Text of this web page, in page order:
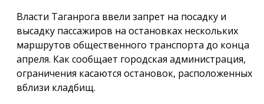
Власти Таганрога ввели запрет на посадку и
высадку пассажиров на остановках нескольких
маршрутов общественного транспорта до конца
апреля. Как сообщает городская администрация,
ограничения касаются остановок, расположенных
вблизи кладбищ.